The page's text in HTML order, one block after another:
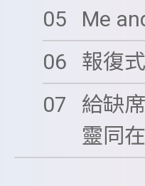
05
Me
06
報復
07
給缺
靈同在